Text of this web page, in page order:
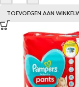
TOEVOEGEN AAN